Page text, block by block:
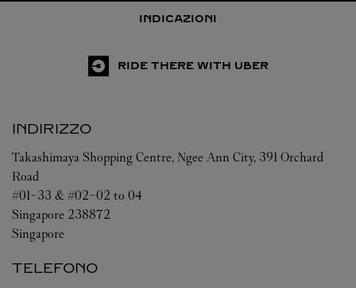
INDICAZIONI
RIDE THERE WITH UBER
INDIRIZZO
Takashimaya Shopping Centre, Ngee Ann City, 391 Orchard
Road
#01-33 & #02-02 to 04
Singapore 238872
Singapore
TELEFONO